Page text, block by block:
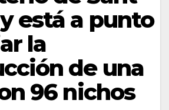
está a punto
la
de una
96 nichos